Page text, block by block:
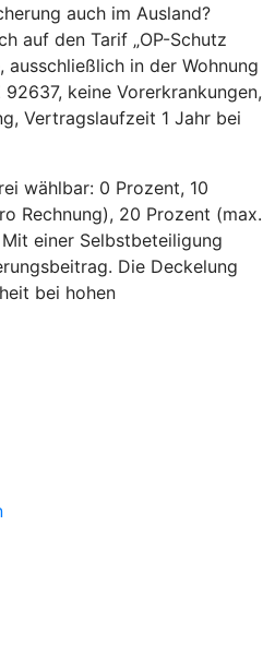
auch im Ausland?
auf den Tarif „OP-Schutz
ausschließlich in der Wohnung
keine Vorerkrankungen,
Vertragslaufzeit 1 Jahr bei
wählbar: 0 Prozent, 10
Rechnung), 20 Prozent (max.
einer Selbstbeteiligung
Die Deckelung
bei hohen